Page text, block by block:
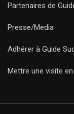
Partenaires de
Presse/Media
Adhérer à Guide
Mettre une visite